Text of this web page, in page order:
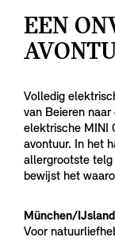
EEN
Volledig
van Beieren
elektrische MINI
avontuur. In het
allergrootste telg
bewijst het
München/
Voor